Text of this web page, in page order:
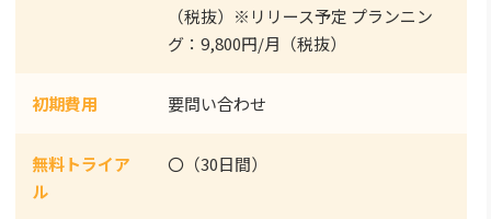
（税抜）※リリース予定 プランニン
グ：9,800円/月（税抜）
初期費用 要問い合わせ
無料トライア
ル
〇（30日間）